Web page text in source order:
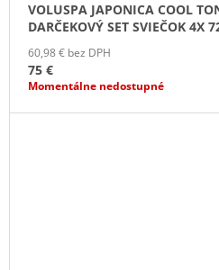
VOLUSPA JAPONICA COOL
DARČEKOVÝ SET SVIEČOK 4X
60,98 € bez DPH
75 €
Momentálne nedostupné